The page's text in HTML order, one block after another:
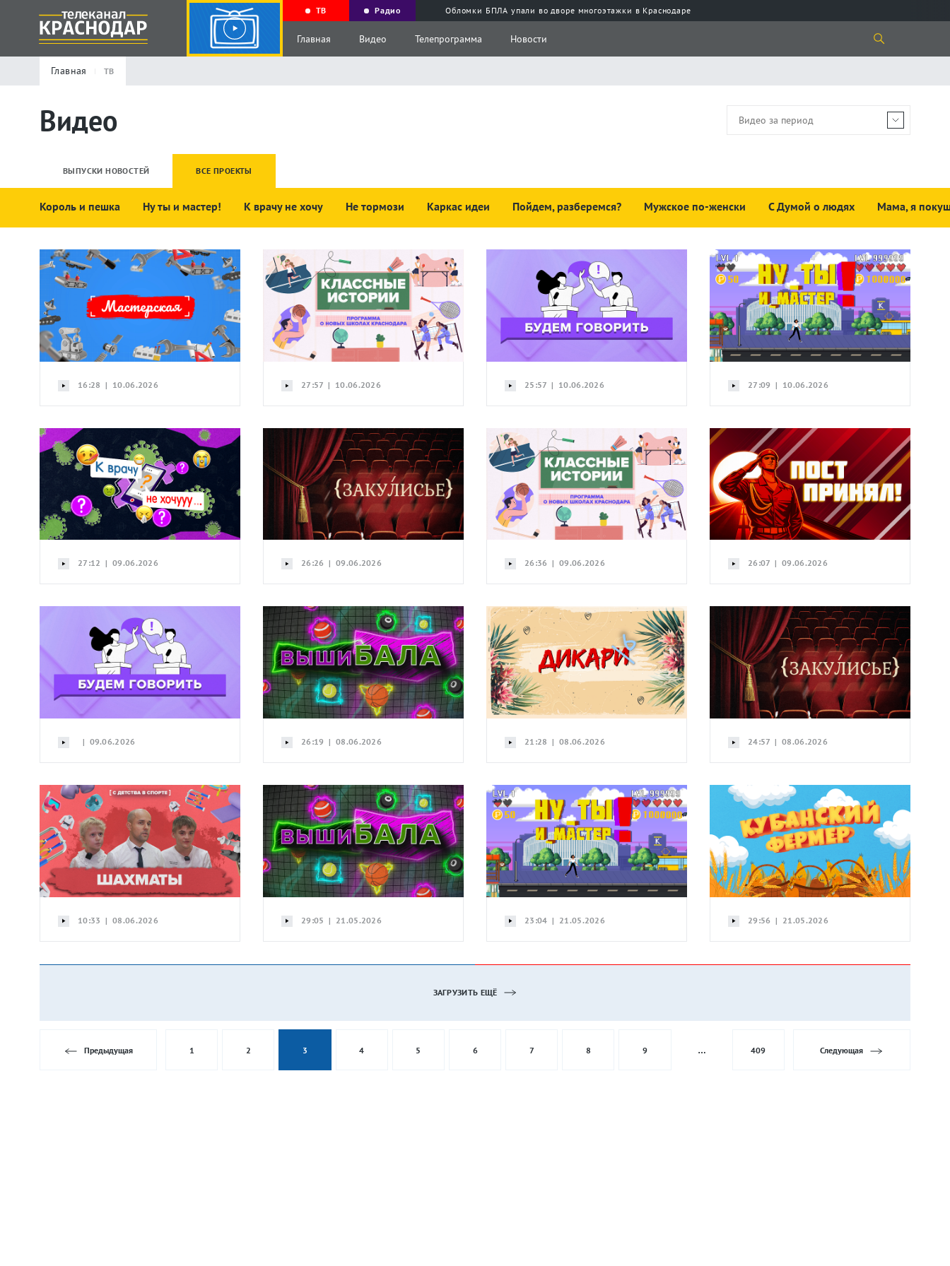
ТВ Радио Обломки БПЛА упали во дворе многоэтажки в Краснодаре
Главная Видео Телепрограмма Новости
Главная ТВ
Видео
ВЫПУСКИ НОВОСТЕЙ ВСЕ ПРОЕКТЫ
Король и пешка Ну ты и мастер! К врачу не хочу Не тормози Каркас идеи Пойдем, разберемся? Мужское по-женски С Думой о людях Мама, я
16:28 | 10.06.2026 27:57 | 10.06.2026 25:57 | 10.06.2026 27:09 | 10.06.2026
27:12 | 09.06.2026 26:26 | 09.06.2026 26:36 | 09.06.2026 26:07 | 09.06.2026
| 09.06.2026 26:19 | 08.06.2026 21:28 | 08.06.2026 24:57 | 08.06.2026
10:33 | 08.06.2026 29:05 | 21.05.2026 23:04 | 21.05.2026 29:56 | 21.05.2026
ЗАГРУЗИТЬ ЕЩЁ
Предыдущая 1 2 3 4 5 6 7 8 9 … 409 Следующая